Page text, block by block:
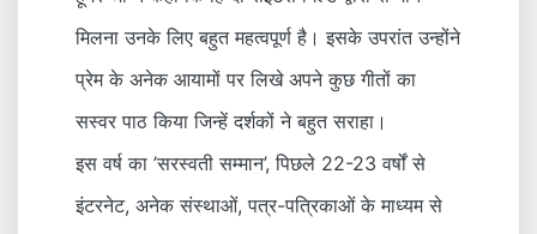
मिलना उनके लिए बहुत महत्वपूर्ण है। इसके उपरांत उन्होंने
प्रेम के अनेक आयामों पर लिखे अपने कुछ गीतों का
सस्वर पाठ किया जिन्हें दर्शकों ने बहुत सराहा।
इस वर्ष का ’सरस्वती सम्मान’, पिछले 22-23 वर्षों से
इंटरनेट, अनेक संस्थाओं, पत्र-पत्रिकाओं के माध्यम से